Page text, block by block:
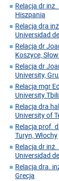
Relacja dr
Hiszpania
Relacja dra
Universidad
Relacja dr
Koszyce,
Relacja dr
University,
Relacja mgr
Relacja dra
University of
Relacja prof.
Turyn, Włochy
Relacja dr
Universidad
Relacja dra.
Grecja